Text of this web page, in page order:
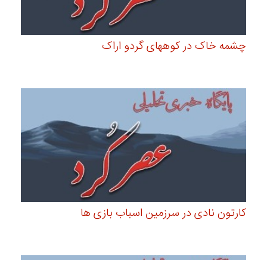
چشمه خاک در کوههای گردو اراک
کارتون نادی در سرزمین اسباب بازی ها